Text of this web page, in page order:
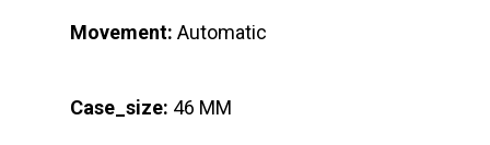
Movement: Automatic
Case_size: 46 MM